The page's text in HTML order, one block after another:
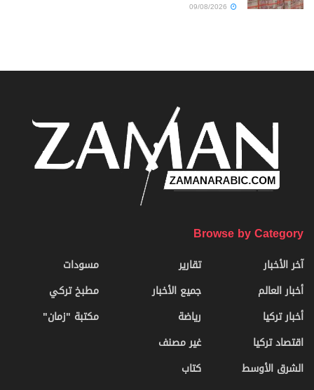
Browse by Category
آخر الأخبار
أخبار العالم
أخبار تركيا
اقتصاد تركيا
الشرق الأوسط
تقارير
جميع الأخبار
رياضة
غير مصنف
كتاب
مسودات
مطبخ تركي
مكتبة "زمان"